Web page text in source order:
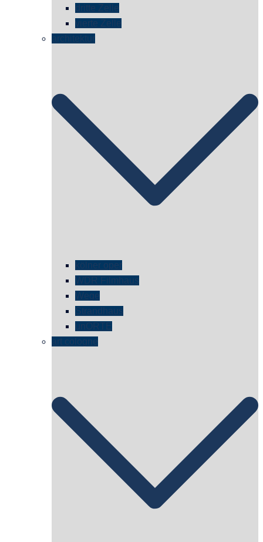
dritte Zelle
vierte Zelle
architektur
kölner oper
WDR Filmhaus
Wege
Strandhaus
unORTE
art cologne